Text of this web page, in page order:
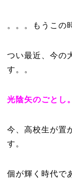
。。。もうこの
つい最近、今の
す。。
光陰矢のごとし
今、高校生が置
す。
個が輝く時代で